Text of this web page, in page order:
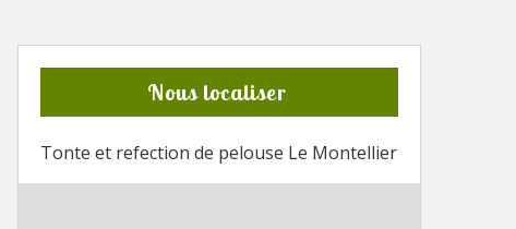
Nous localiser
Tonte et refection de pelouse Le Montellier